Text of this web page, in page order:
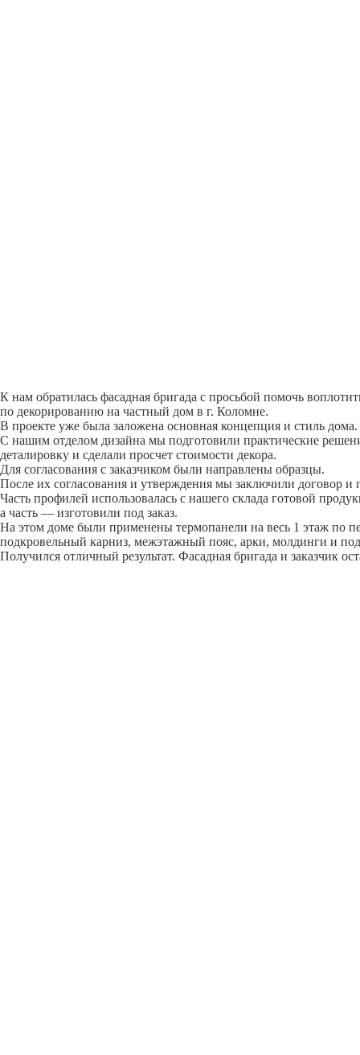
К нам обратилась фасадная бригада с просьбой помочь
по декорированию на частный дом в г. Коломне.
В проекте уже была заложена основная концепция и стиль дома.
С нашим отделом дизайна мы подготовили практические
деталировку и сделали просчет стоимости декора.
Для согласования с заказчиком были направлены образцы.
После их согласования и утверждения мы заключили договор и
Часть профилей использовалась с нашего склада готовой
а часть — изготовили под заказ.
На этом доме были применены термопанели на весь 1 этаж по
подкровельный карниз, межэтажный пояс, арки, молдинги и
Получился отличный результат. Фасадная бригада и заказчик